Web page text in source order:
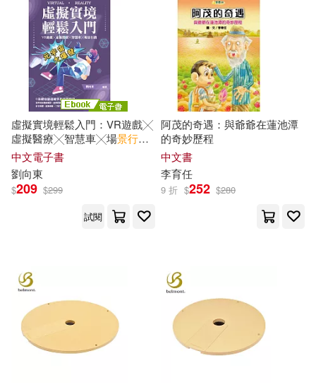
金庸(36)
《親歷者》編輯部編著(35)
みつか(35)
澳大利亞LONELY PLANET公司(3
5)
行政院研究發展考核委員會(35)
FunHouse師資團隊(34)
夏達(34)
《發現者旅行指南》編輯部(33)
兎山もなか(33) 飴野まる(33)
立信會計出版社(288)
台灣東販(286)
廣西師範大學出版社(283)
MTEX(275)
大連理工大學出版社(275)
旅遊教育出版社(261)
虛擬實境輕鬆入門：VR遊戲╳
虛擬醫療╳智慧車╳場景行銷
(電子書)
中文電子書
劉向東
$209 $299
試閱
阿茂的奇遇：與爺爺在蓮池潭
的奇妙歷程
中文書
李育任
9 折 $252 $280